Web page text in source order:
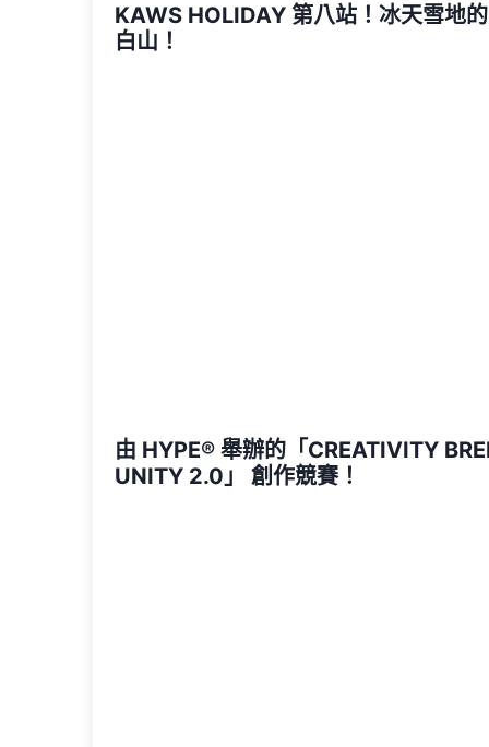
KAWS HOLIDAY 第八站！冰天雪地
白山！
由 HYPE®️ 舉辦的「CREATIVITY
UNITY 2.0」 創作競賽！